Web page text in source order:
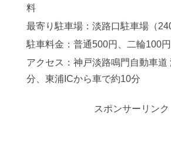
料
最寄り駐車場：淡路口駐車場（
駐車料金：普通500円、二輪100円
アクセス：神戸淡路鳴門自動車
分、東浦ICから車で約10分
スポンサーリンク